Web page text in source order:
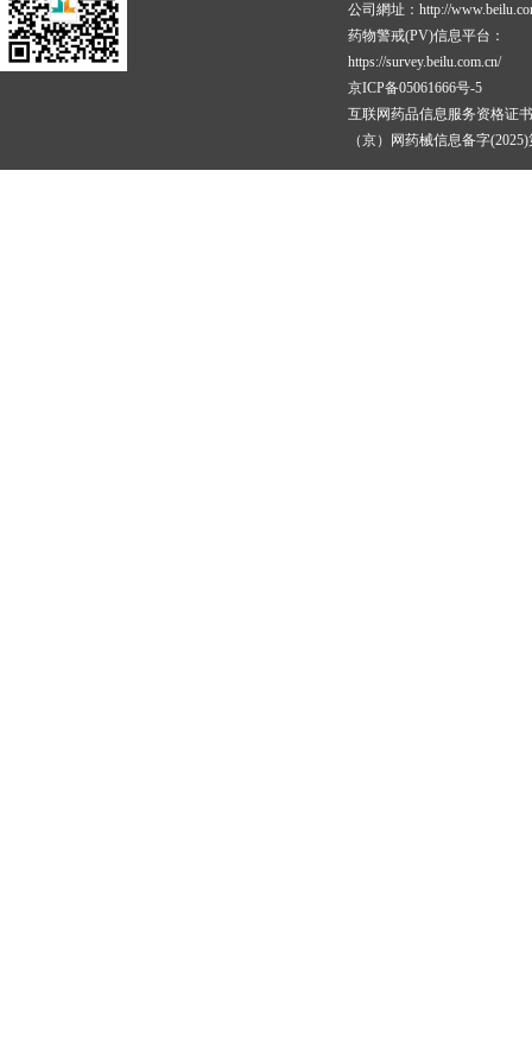
公司網址：http://
药物警戒(PV)信息平台：
https://survey.beilu.com.cn/
京ICP备05061666号-5
互联网药品信息服务资格证
（京）网药械信息备字